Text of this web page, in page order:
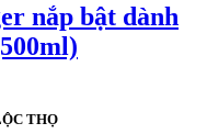
nắp bật dành
THỌ